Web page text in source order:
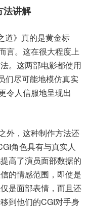
法讲解
道》真的是黄金标
言。这在很大程度上
。这两部电影都使用
们尽可能地模仿真实
令人信服地呈现出
外，这种制作方法还
角色具有与真实人
高了演员面部数据的
的情感范围，即使是
是面部表情，而且还
到他们的CGI对手身